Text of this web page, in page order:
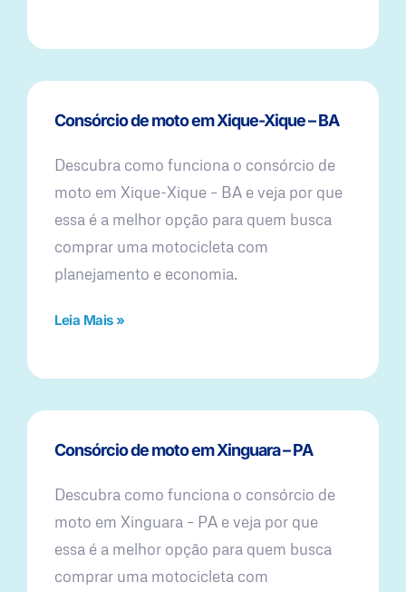
Consórcio de moto em Xique-Xique – BA
Descubra como funciona o consórcio de
moto em Xique-Xique – BA e veja por que
essa é a melhor opção para quem busca
comprar uma motocicleta com
planejamento e economia.
Leia Mais »
Consórcio de moto em Xinguara – PA
Descubra como funciona o consórcio de
moto em Xinguara – PA e veja por que
essa é a melhor opção para quem busca
comprar uma motocicleta com